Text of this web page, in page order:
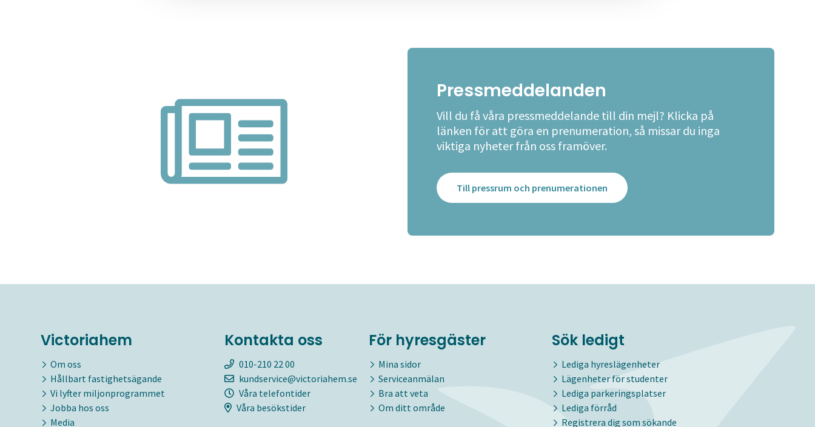
Pressmeddelanden
Vill du få våra pressmeddelande till din mejl? Klicka på
länken för att göra en prenumeration, så missar du inga
viktiga nyheter från oss framöver.
Till pressrum och prenumerationen
Victoriahem
Om oss
Hållbart fastighetsägande
Vi lyfter miljonprogrammet
Jobba hos oss
Media
Kontakta oss
010-210 22 00
kundservice@victoriahem.se
Våra telefontider
Våra besökstider
För hyresgäster
Mina sidor
Serviceanmälan
Bra att veta
Om ditt område
Sök ledigt
Lediga hyreslägenheter
Lägenheter för studenter
Lediga parkeringsplatser
Lediga förråd
Registrera dig som sökande